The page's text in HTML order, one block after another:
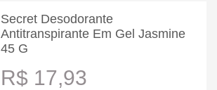
Secret Desodorante
Antitranspirante Em Gel Jasmine
45 G
R$ 17,93